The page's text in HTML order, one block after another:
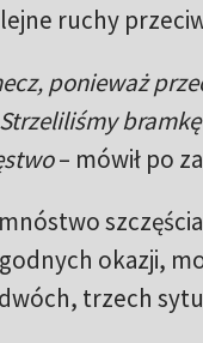
ruchy
ponieważ
– mówił po
okazji,
trzech